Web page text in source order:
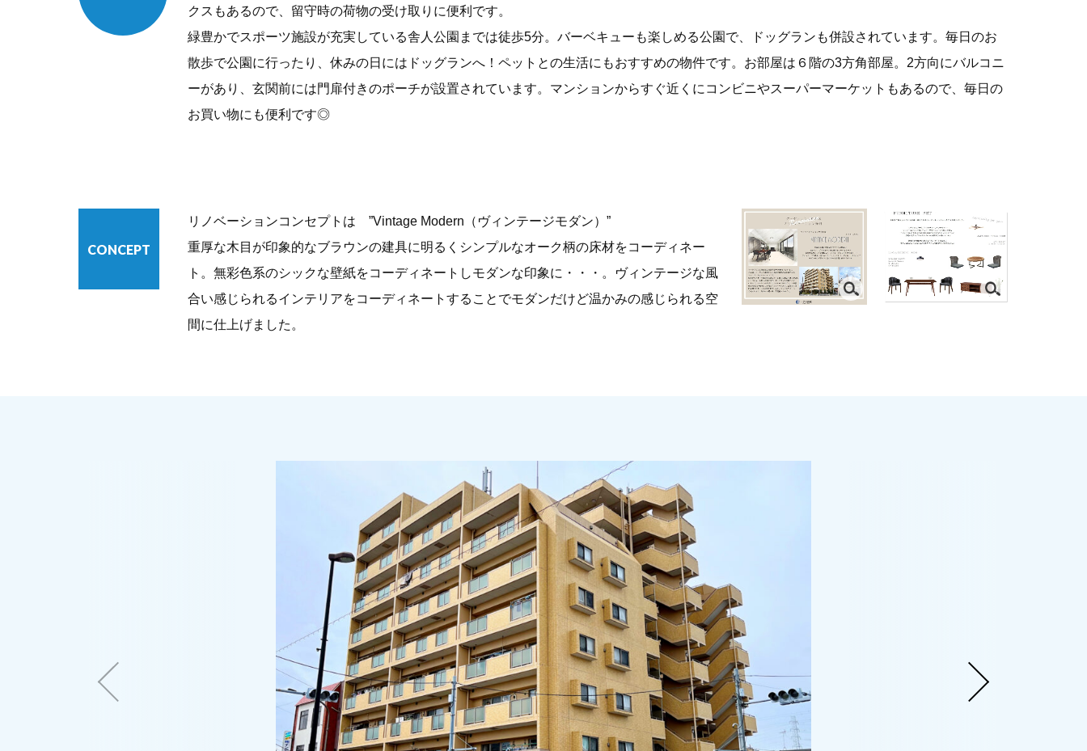
クスもあるので、留守時の荷物の受け取りに便利です。
緑豊かでスポーツ施設が充実している舎人公園までは徒歩5分。バーベキューも楽しめる公園で、ドッグランも併設されています。毎日のお
散歩で公園に行ったり、休みの日にはドッグランへ！ペットとの生活にもおすすめの物件です。お部屋は６階の3方角部屋。2方向にバルコニ
ーがあり、玄関前には門扉付きのポーチが設置されています。マンションからすぐ近くにコンビニやスーパーマーケットもあるので、毎日の
お買い物にも便利です◎
CONCEPT
リノベーションコンセプトは ”Vintage Modern（ヴィンテージモダン）”
重厚な木目が印象的なブラウンの建具に明るくシンプルなオーク柄の床材をコーディネー
ト。無彩色系のシックな壁紙をコーディネートしモダンな印象に・・・。ヴィンテージな風
合い感じられるインテリアをコーディネートすることでモダンだけど温かみの感じられる空
間に仕上げました。